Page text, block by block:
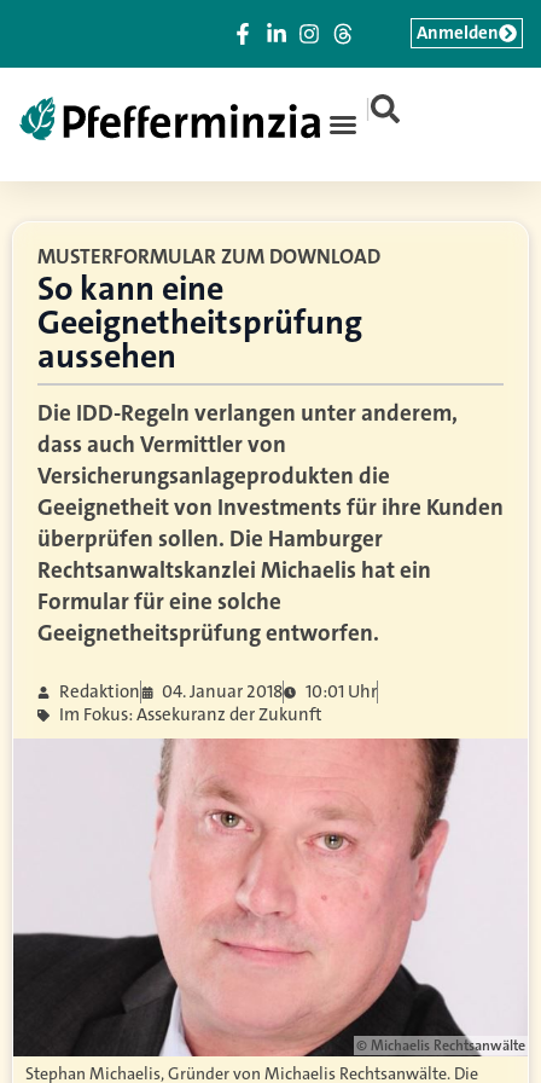
|
Anmelden
MUSTERFORMULAR ZUM DOWNLOAD
So kann eine
Geeignetheitsprüfung
aussehen
Die IDD-Regeln verlangen unter anderem,
dass auch Vermittler von
Versicherungsanlageprodukten die
Geeignetheit von Investments für ihre Kunden
überprüfen sollen. Die Hamburger
Rechtsanwaltskanzlei Michaelis hat ein
Formular für eine solche
Geeignetheitsprüfung entworfen.
Redaktion 04. Januar 2018
10:01 Uhr
Im Fokus: Assekuranz der Zukunft
© Michaelis Rechtsanwälte
Stephan Michaelis, Gründer von Michaelis Rechtsanwälte. Die